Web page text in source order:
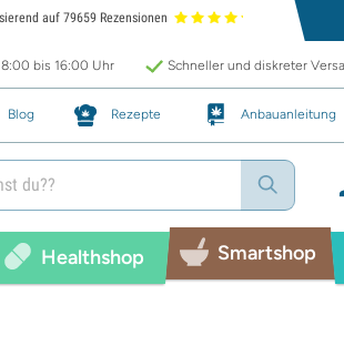
auf 79659 Rezensionen
bis 16:00 Uhr Schneller und diskreter
Blog Rezepte Anbauanleitung
Healthshop Smartshop